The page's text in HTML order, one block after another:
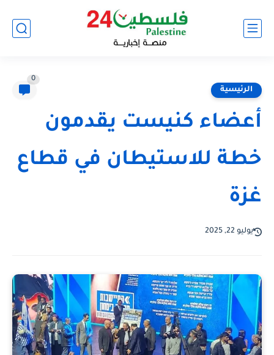
الرئيسية
0
أعضاء كنيست يقدمون
خطة للاستيطان في قطاع
غزة
يوليو 22, 2025